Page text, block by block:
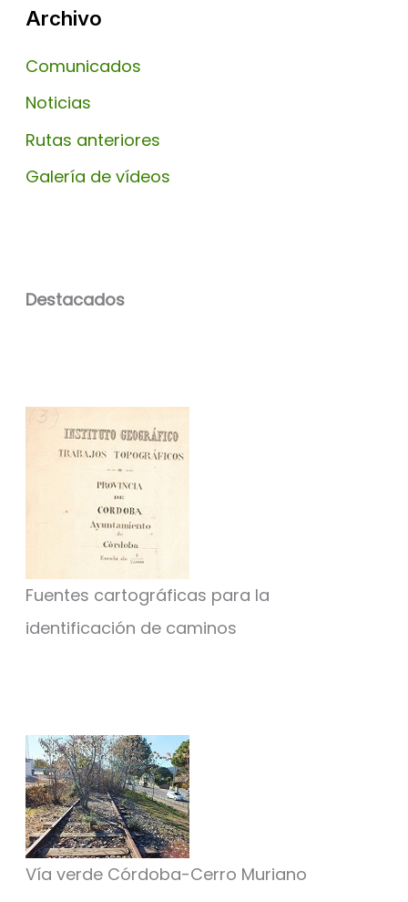
Archivo
Comunicados
Noticias
Rutas anteriores
Galería de vídeos
Destacados
Fuentes cartográficas para la
identificación de caminos
Vía verde Córdoba-Cerro Muriano